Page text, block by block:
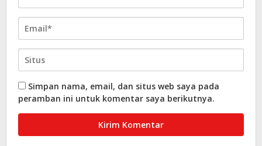
Simpan nama, email, dan situs web saya pada
peramban ini untuk komentar saya berikutnya.